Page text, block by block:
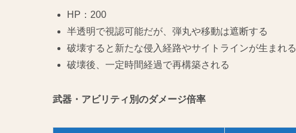
HP：200
半透明で視認可能だが、弾丸や移動は遮断する
破壊すると新たな侵入経路やサイトラインが生まれる
破壊後、一定時間経過で再構築される
武器・アビリティ別のダメージ倍率